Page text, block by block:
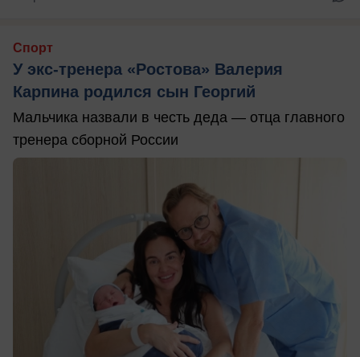
Спорт
У экс-тренера «Ростова» Валерия
Карпина родился сын Георгий
Мальчика назвали в честь деда — отца главного
тренера сборной России